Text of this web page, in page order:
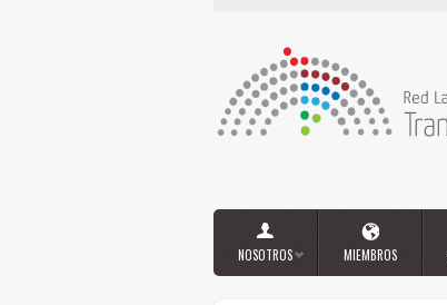
NOSOTROS MIEMBROS